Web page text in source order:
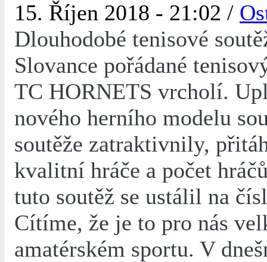
15. Říjen 2018 - 21:02 /
Dlouhodobé tenisové
Slovance pořádané
TC HORNETS vrcholí.
nového herního modelu
soutěže zatraktivnily,
kvalitní hráče a počet
tuto soutěž se ustálil na
Cítíme, že je to pro nás
amatérském sportu. V